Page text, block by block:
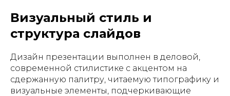
Визуальный стиль и
структура слайдов
Дизайн презентации выполнен в деловой,
современной стилистике с акцентом на
сдержанную палитру, читаемую типографику и
визуальные элементы, подчеркивающие